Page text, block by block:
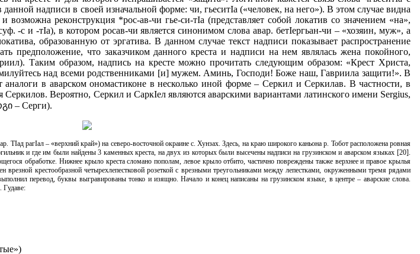
надписи в своей изначальной форме: чи, гьеситIа («человек, на него»). В этом случае видна
реконструкция *рос-ав-чи гье-си-тIа (представляет собой локатив со значением «на»,
-с и -тIа), в котором росав-чи является синонимом слова авар. бетIергьан-чи – «хозяин, муж», а
образованную от эргатива. В данном случае текст надписи показывает распространение
предположение, что заказчиком данного креста и надписи на нем являлась жена покойного,
Таким образом, надпись на кресте можно прочитать следующим образом: «Крест Христа,
над всеми родственниками [и] мужем. Аминь, Господи! Боже наш, Гавриила защити!». В
в аварском ономастиконе в несколько иной форме – Серкил и Серкилав. В частности, в
Серкилов. Вероятно, Серкил и СаркIел являются аварскими вариантами латинского имени Sergius,
– Серги).
ТIад рагIал – «верхний край») на северо-восточной окраине с. Хунзах. Здесь, на краю широкого каньона р. Тобот расположена ровная
и где им были найдены 3 каменных креста, на двух из которых были высечены надписи на грузинском и аварском языках [20].
обработке. Нижнее крыло креста сломано пополам, левое крыло отбито, частично повреждены также верхнее и правое крылья
крестообразной четырехлепестковой розеткой с врезными треугольниками между лепестками, окруженными тремя рядами
перевод, буквы выгравированы тонко и изящно. Начало и конец написаны на грузинском языке, в центре – аварские слова.
Гудаве: